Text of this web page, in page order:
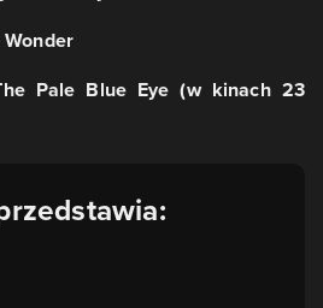
Pale Blue Eye (w kinach 23